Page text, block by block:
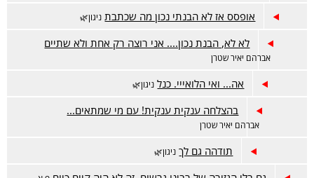
אופסס אז לא הבנתי נכון מה שכתבת ניגון🌿
לא לא, הבנת נכון.... אני רוצה רק אחת ולא שתיים
אברהם יאיר שטרן
אה... ואי הלואייי. כנל ניגון🌿
בהצלחה ענקית ענקית! עם מי שמתאים...
אברהם יאיר שטרן
תודהה גם לך ניגון🌿